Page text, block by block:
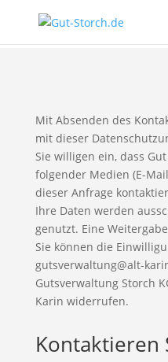
Mit Absenden des
mit dieser
Sie willigen ein, dass
folgender Medien (E-
dieser Anfrage
Ihre Daten werden
genutzt. Eine
Sie können die
gutsverwaltung@alt-
Gutsverwaltung Storch
Karin widerrufen.
Kontaktieren